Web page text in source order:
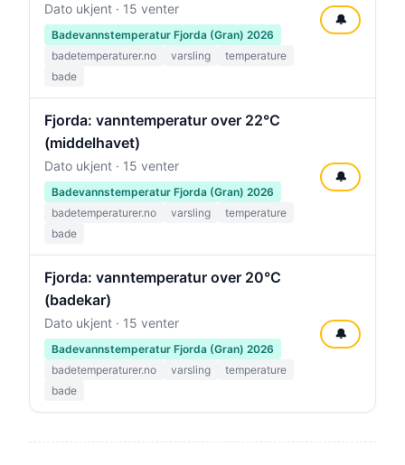
Dato ukjent · 15 venter
Badevannstemperatur Fjorda (Gran) 2026
badetemperaturer.no
varsling
temperature
bade
🔔
Fjorda: vanntemperatur over 22°C
(middelhavet)
Dato ukjent · 15 venter
Badevannstemperatur Fjorda (Gran) 2026
badetemperaturer.no
varsling
temperature
bade
🔔
Fjorda: vanntemperatur over 20°C
(badekar)
Dato ukjent · 15 venter
Badevannstemperatur Fjorda (Gran) 2026
badetemperaturer.no
varsling
temperature
bade
🔔